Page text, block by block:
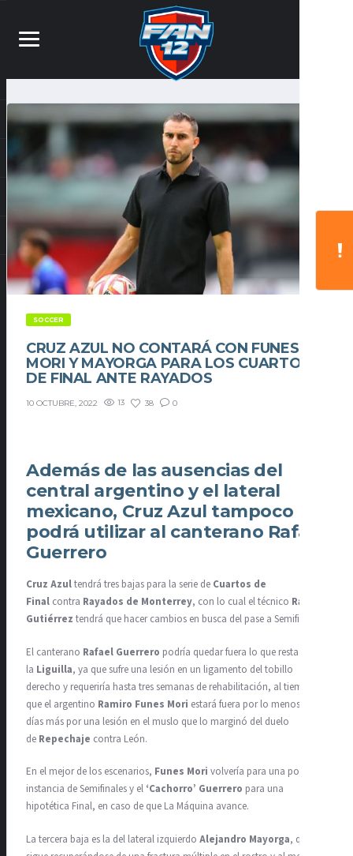
SOCCER
CRUZ AZUL NO CONTARÁ CON FUNES
MORI Y MAYORGA PARA LOS CUARTOS
DE FINAL ANTE RAYADOS
10 OCTUBRE, 2022 13 38 0
Además de las ausencias del
central argentino y el lateral
mexicano, Cruz Azul tampoco
podrá utilizar al canterano Rafael
Guerrero
Cruz Azultendrá tres bajas para la serie de Cuartos de
Final contra Rayados de Monterrey, con lo cual el técnico Raúl
Gutiérrez tendrá que hacer cambios en busca del pase a Semifinales.
El canterano Rafael Guerrero podría quedar fuera lo que resta de
la Liguilla, ya que sufre una lesión en un ligamento del tobillo
derecho y requeriría hasta tres semanas de rehabilitación, al tiempo
que el argentino Ramiro Funes Mori estará fuera por lo menos 10
días más por una lesión en el muslo que lo marginó del duelo
de Repechaje contra León.
En el mejor de los escenarios, Funes Mori volvería para una posible
instancia de Semifinales y el ‘Cachorro’ Guerrero para una
hipotética Final, en caso de que La Máquina avance.
La tercera baja es la del lateral izquierdo Alejandro Mayorga, quien